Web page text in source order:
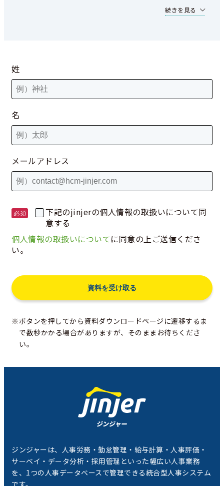
続きを見る
姓
名
メールアドレス
下記のjinjerの個人情報の取扱いについて同
意する
個人情報の取扱いについてに同意の上ご送信くださ
い。
※ボタンを押してから資料ダウンロードページに遷移するま
で数秒かかる場合がありますが、そのままお待ちくださ
い。
ジンジャーは、人事労務・勤怠管理・給与計算・人事評価・
サーベイ・データ分析・採用管理といった幅広い人事業務
を、1つの人事データベースで管理できる統合型人事システム
です。